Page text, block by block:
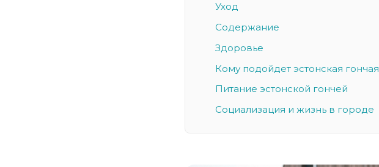
Уход
Содержание
Здоровье
Кому подойдет эстонская гончая
Питание эстонской гончей
Социализация и жизнь в городе